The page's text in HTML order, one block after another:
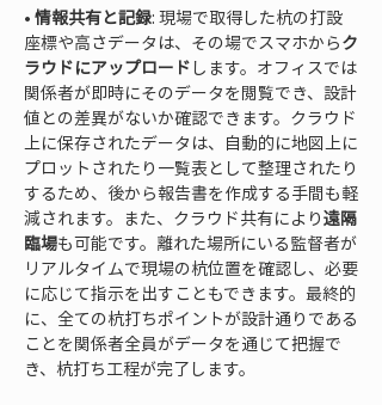
• 情報共有と記録: 現場で取得した杭の打設
座標や高さデータは、その場でスマホからク
ラウドにアップロード します。オフィスでは
関係者が即時にそのデータを閲覧でき、設計
値との差異がないか確認できます。クラウド
上に保存されたデータは、自動的に地図上に
プロットされたり一覧表として整理されたり
するため、後から報告書を作成する手間も軽
減されます。また、クラウド共有により遠隔
臨場も可能です。離れた場所にいる監督者が
リアルタイムで現場の杭位置を確認し、必要
に応じて指示を出すこともできます。最終的
に、全ての杭打ちポイントが設計通りである
ことを関係者全員がデータを通じて把握で
き、杭打ち工程が完了します。